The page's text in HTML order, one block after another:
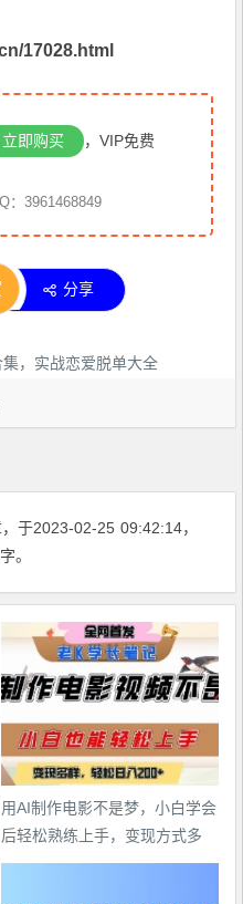
17028.html
立即购买 ，VIP免费
客服QQ：3961468849
分享
于2023-02-25 09:42:14，
。
用AI制作电影不是梦，小白学会
后轻松熟练上手，变现方式多
样，日入2张+